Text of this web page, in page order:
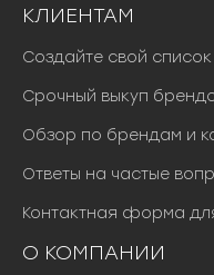
КЛИЕНТАМ
Создайте свой
Срочный выкуп
Обзор по брендам и
Ответы на частые
Контактная форма
О КОМПАНИИ